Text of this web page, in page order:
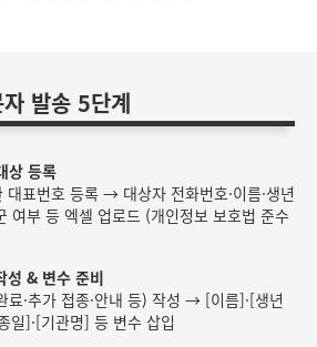
발송 5단계
상 등록
대표번호 등록 → 대상자 전화번호·이름·생년
여부 등 엑셀 업로드 (개인정보 보호법 준수
성 & 변수 준비
료·추가 접종·안내 등) 작성 → [이름]·[생년
일]·[기관명] 등 변수 삽입